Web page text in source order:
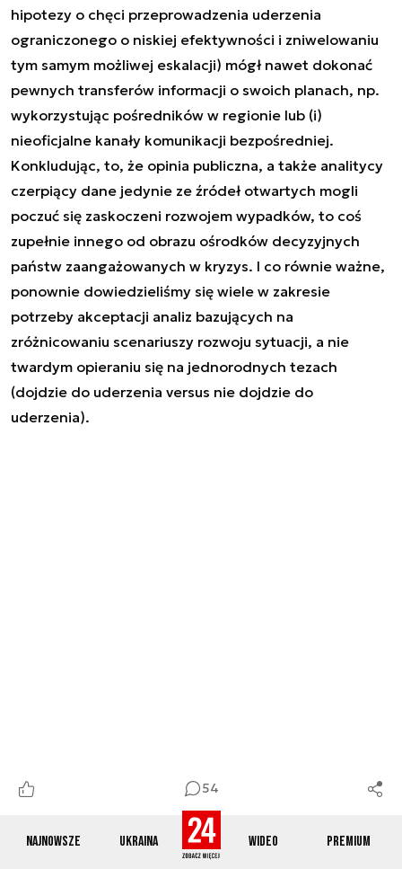
Najnowsze Ukraina Wideo Premium
54
hipotezy o chęci przeprowadzenia uderzenia
ograniczonego o niskiej efektywności i zniwelowaniu
tym samym możliwej eskalacji) mógł nawet dokonać
pewnych transferów informacji o swoich planach, np.
wykorzystując pośredników w regionie lub (i)
nieoficjalne kanały komunikacji bezpośredniej.
Konkludując, to, że opinia publiczna, a także analitycy
czerpiący dane jedynie ze źródeł otwartych mogli
poczuć się zaskoczeni rozwojem wypadków, to coś
zupełnie innego od obrazu ośrodków decyzyjnych
państw zaangażowanych w kryzys. I co równie ważne,
ponownie dowiedzieliśmy się wiele w zakresie
potrzeby akceptacji analiz bazujących na
zróżnicowaniu scenariuszy rozwoju sytuacji, a nie
twardym opieraniu się na jednorodnych tezach
(dojdzie do uderzenia versus nie dojdzie do
uderzenia).
Autor. Israeli Air Force/Twitter